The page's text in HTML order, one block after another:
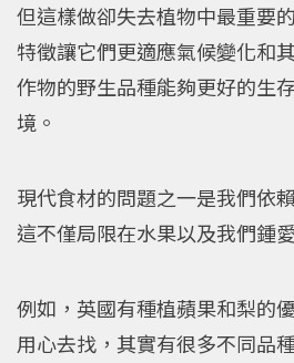
但這樣做卻失去植物中最重要
特徵讓它們更適應氣候變化和
作物的野生品種能夠更好的生
境。
現代食材的問題之一是我們依
這不僅局限在水果以及我們鍾
例如，英國有種植蘋果和梨的
用心去找，其實有很多不同品